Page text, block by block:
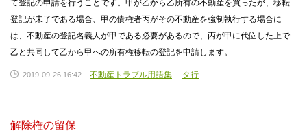
て登記の申請を行うことです。甲が乙から乙所有の不動産を買ったが、移転
登記が未了である場合、甲の債権者丙がその不動産を強制執行する場合に
は、不動産の登記名義人が甲である必要があるので、丙が甲に代位した上で
乙と共同して乙から甲への所有権移転の登記を申請します。
2019-09-26 16:42 不動産トラブル用語集 タ行
解除権の留保